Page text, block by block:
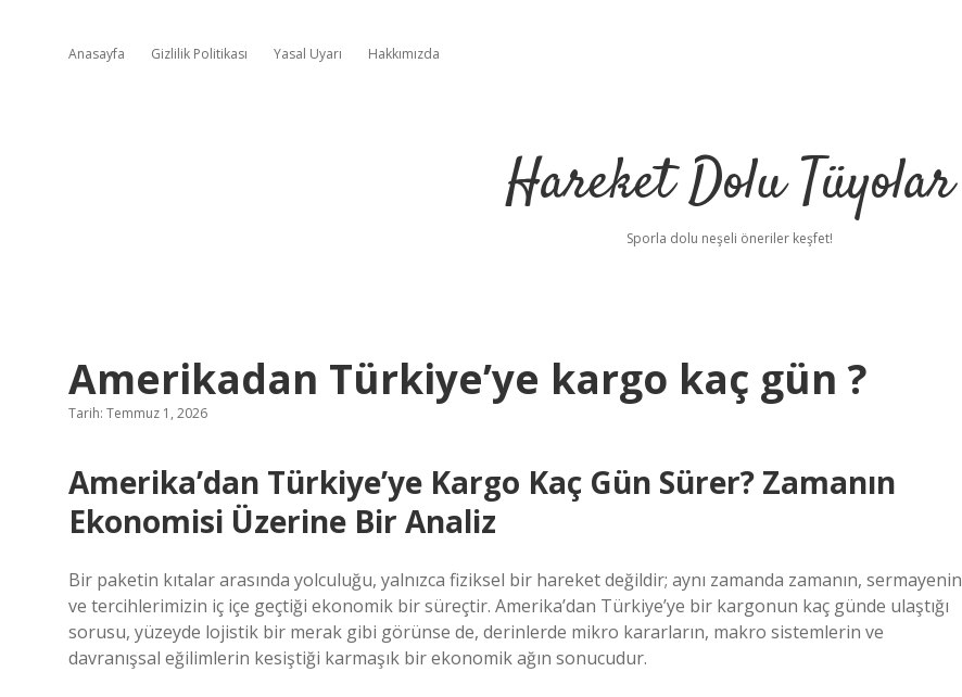
Anasayfa Gizlilik Politikası Yasal Uyarı Hakkımızda
Hareket Dolu Tüyolar
Sporla dolu neşeli öneriler keşfet!
Amerikadan Türkiye’ye kargo kaç gün ?
Tarih: Temmuz 1, 2026
Amerika’dan Türkiye’ye Kargo Kaç Gün Sürer? Zamanın
Ekonomisi Üzerine Bir Analiz
Bir paketin kıtalar arasında yolculuğu, yalnızca fiziksel bir hareket değildir; aynı zamanda zamanın, sermayenin
ve tercihlerimizin iç içe geçtiği ekonomik bir süreçtir. Amerika’dan Türkiye’ye bir kargonun kaç günde ulaştığı
sorusu, yüzeyde lojistik bir merak gibi görünse de, derinlerde mikro kararların, makro sistemlerin ve
davranışsal eğilimlerin kesiştiği karmaşık bir ekonomik ağın sonucudur.